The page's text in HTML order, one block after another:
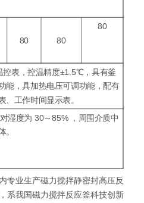
80 80
80
控表，控温精度±1.5℃，具有釜
能，具加热电压可调功能，配有
、工作时间显示表。
湿度为 30～85% ，周围介质中
。
专业生产磁力搅拌静密封高压反
系我国磁力搅拌反应釜科技创新